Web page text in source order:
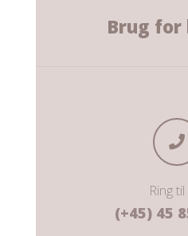
Brug
Ring
(+45) 45